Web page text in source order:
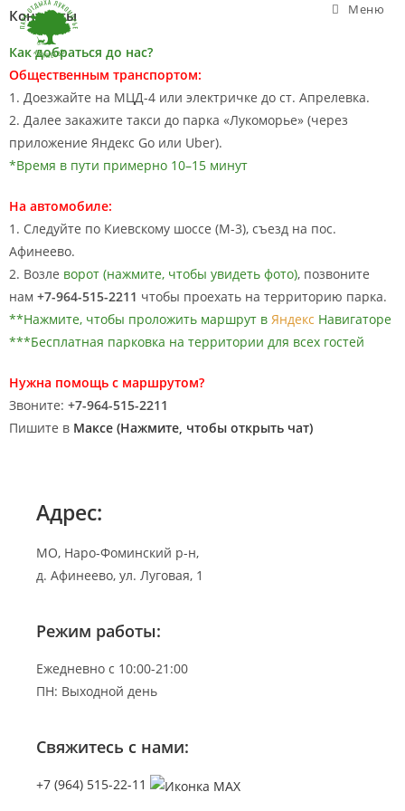
Меню
Контакты
Как добраться до нас?
Общественным транспортом:
1. Доезжайте на МЦД-4 или электричке до ст. Апрелевка.
2. Далее закажите такси до парка «Лукоморье» (через
приложение Яндекс Go или Uber).
*Время в пути примерно 10–15 минут
На автомобиле:
1. Следуйте по Киевскому шоссе (М-3), съезд на пос.
Афинеево.
2. Возле ворот (нажмите, чтобы увидеть фото), позвоните
нам +7-964-515-2211 чтобы проехать на территорию парка.
**Нажмите, чтобы проложить маршрут в Яндекс Навигаторе
***Бесплатная парковка на территории для всех гостей
Нужна помощь с маршрутом?
Звоните: +7-964-515-2211
Пишите в Максе (Нажмите, чтобы открыть чат)
Адрес:
МО, Наро-Фоминский р-н,
д. Афинеево, ул. Луговая, 1
Режим работы:
Ежедневно с 10:00-21:00
ПН: Выходной день
Свяжитесь с нами:
+7 (964) 515-22-11